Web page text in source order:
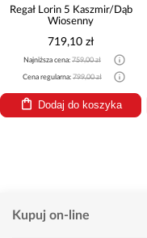
Regał Lorin 5 Kaszmir/Dąb
Wiosenny
719,10 zł
Najniższa cena: 759,00 zł
Cena regularna: 799,00 zł
Dodaj do koszyka
Kupuj on-line